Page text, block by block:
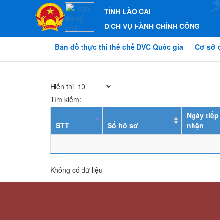
TỈNH LÀO CAI
DỊCH VỤ HÀNH CHÍNH CÔNG
Bản đồ thực thi thể chế DVC Quốc gia Cơ sở
Hiển thị
Tìm kiếm:
STT Số hồ sơ
Ngày tiếp
nhận
Không có dữ liệu